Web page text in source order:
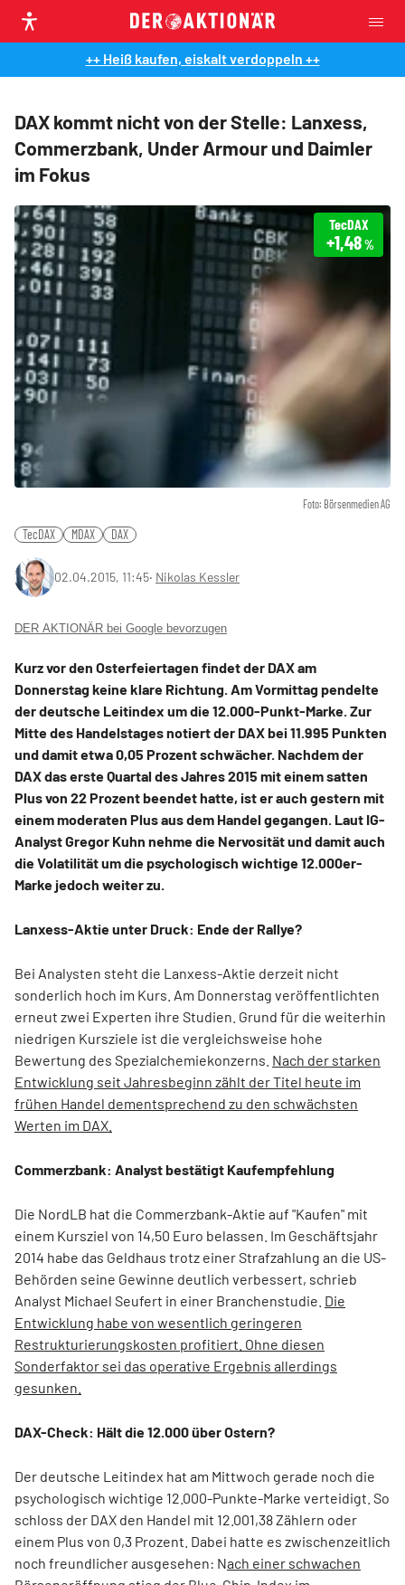
++ Heiß kaufen, eiskalt verdoppeln ++
DAX kommt nicht von der Stelle: Lanxess,
Commerzbank, Under Armour und Daimler
im Fokus
Foto: Börsenmedien AG
TecDAX
+1,48%
TecDAX MDAX DAX
02.04.2015, 11:45‧ Nikolas Kessler
DER AKTIONÄR bei Google bevorzugen
Kurz vor den Osterfeiertagen findet der DAX am
Donnerstag keine klare Richtung. Am Vormittag pendelte
der deutsche Leitindex um die 12.000-Punkt-Marke. Zur
Mitte des Handelstages notiert der DAX bei 11.995 Punkten
und damit etwa 0,05 Prozent schwächer. Nachdem der
DAX das erste Quartal des Jahres 2015 mit einem satten
Plus von 22 Prozent beendet hatte, ist er auch gestern mit
einem moderaten Plus aus dem Handel gegangen. Laut IG-
Analyst Gregor Kuhn nehme die Nervosität und damit auch
die Volatilität um die psychologisch wichtige 12.000er-
Marke jedoch weiter zu.
Lanxess-Aktie unter Druck: Ende der Rallye?
Bei Analysten steht die Lanxess-Aktie derzeit nicht
sonderlich hoch im Kurs. Am Donnerstag veröffentlichten
erneut zwei Experten ihre Studien. Grund für die weiterhin
niedrigen Kursziele ist die vergleichsweise hohe
Bewertung des Spezialchemiekonzerns. Nach der starken
Entwicklung seit Jahresbeginn zählt der Titel heute im
frühen Handel dementsprechend zu den schwächsten
Werten im DAX.
Commerzbank: Analyst bestätigt Kaufempfehlung
Die NordLB hat die Commerzbank-Aktie auf "Kaufen" mit
einem Kursziel von 14,50 Euro belassen. Im Geschäftsjahr
2014 habe das Geldhaus trotz einer Strafzahlung an die US-
Behörden seine Gewinne deutlich verbessert, schrieb
Analyst Michael Seufert in einer Branchenstudie. Die
Entwicklung habe von wesentlich geringeren
Restrukturierungskosten profitiert. Ohne diesen
Sonderfaktor sei das operative Ergebnis allerdings
gesunken.
DAX-Check: Hält die 12.000 über Ostern?
Der deutsche Leitindex hat am Mittwoch gerade noch die
psychologisch wichtige 12.000-Punkte-Marke verteidigt. So
schloss der DAX den Handel mit 12.001,38 Zählern oder
einem Plus von 0,3 Prozent. Dabei hatte es zwischenzeitlich
noch freundlicher ausgesehen: Nach einer schwachen